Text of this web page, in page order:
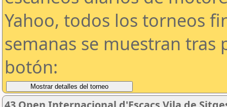
Yahoo, todos los torneos
semanas se muestran tras
botón: